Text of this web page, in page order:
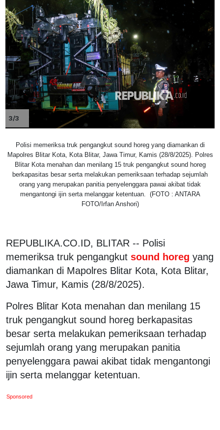
3/3
Polisi memeriksa truk pengangkut sound horeg yang diamankan di
Mapolres Blitar Kota, Kota Blitar, Jawa Timur, Kamis (28/8/2025). Polres
Blitar Kota menahan dan menilang 15 truk pengangkut sound horeg
berkapasitas besar serta melakukan pemeriksaan terhadap sejumlah
orang yang merupakan panitia penyelenggara pawai akibat tidak
mengantongi ijin serta melanggar ketentuan. (FOTO : ANTARA
FOTO/Irfan Anshori)
REPUBLIKA.CO.ID, BLITAR -- Polisi
memeriksa truk pengangkut sound horeg yang
diamankan di Mapolres Blitar Kota, Kota Blitar,
Jawa Timur, Kamis (28/8/2025).
Polres Blitar Kota menahan dan menilang 15
truk pengangkut sound horeg berkapasitas
besar serta melakukan pemeriksaan terhadap
sejumlah orang yang merupakan panitia
penyelenggara pawai akibat tidak mengantongi
ijin serta melanggar ketentuan.
Sponsored